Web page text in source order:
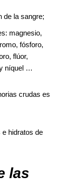
de la sangre;
magnesio,
fósforo,
flúor,
níquel …
crudas es
e hidratos de
las